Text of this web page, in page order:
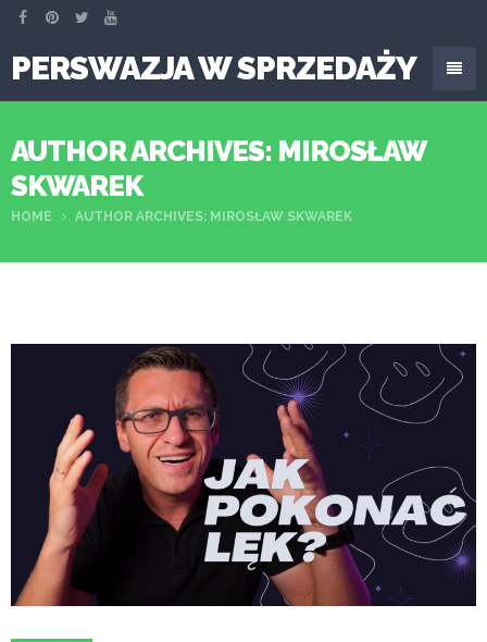
PERSWAZJA W SPRZEDAŻY
AUTHOR ARCHIVES: MIROSŁAW
SKWAREK
HOME AUTHOR ARCHIVES: MIROSŁAW SKWAREK